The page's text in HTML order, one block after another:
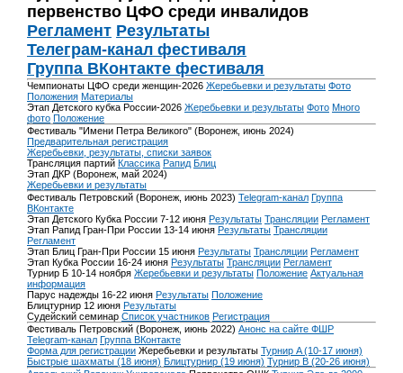
первенство ЦФО среди инвалидов
Регламент Результаты
Телеграм-канал фестиваля
Группа ВКонтакте фестиваля
Чемпионаты ЦФО среди женщин-2026 Жеребьевки и результаты Фото
Положения Материалы
Этап Детского кубка России-2026 Жеребьевки и результаты Фото Много
фото Положение
Фестиваль "Имени Петра Великого" (Воронеж, июнь 2024)
Предварительная регистрация
Жеребьевки, результаты, списки заявок
Трансляция партий Классика Рапид Блиц
Этап ДКР (Воронеж, май 2024)
Жеребьевки и результаты
Фестиваль Петровский (Воронеж, июнь 2023) Telegram-канал Группа
ВКонтакте
Этап Детского Кубка России 7-12 июня Результаты Трансляции Регламент
Этап Рапид Гран-При России 13-14 июня Результаты Трансляции
Регламент
Этап Блиц Гран-При России 15 июня Результаты Трансляции Регламент
Этап Кубка России 16-24 июня Результаты Трансляции Регламент
Турнир Б 10-14 ноября Жеребьевки и результаты Положение Актуальная
информация
Парус надежды 16-22 июня Результаты Положение
Блицтурнир 12 июня Результаты
Судейский семинар Список участников Регистрация
Фестиваль Петровский (Воронеж, июнь 2022) Анонс на сайте ФШР
Telegram-канал Группа ВКонтакте
Форма для регистрации Жеребьевки и результаты Турнир A (10-17 июня)
Быстрые шахматы (18 июня) Блицтурнир (19 июня) Турнир B (20-26 июня)